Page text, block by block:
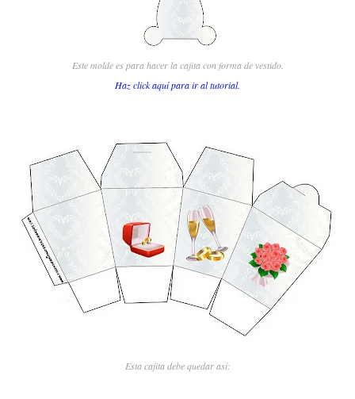
Este molde es para hacer la cajita con forma de vestido.
Haz click aquí para ir al tutorial.
Esta cajita debe quedar así: